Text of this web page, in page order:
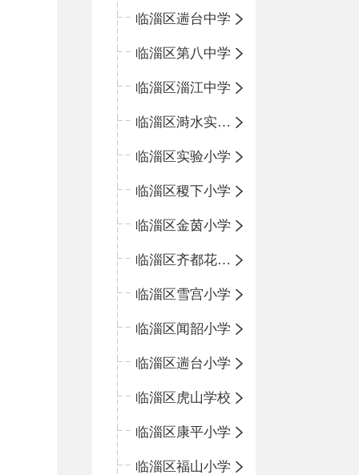
临淄区遄台中学
临淄区第八中学
临淄区淄江中学
临淄区溡水实验学校
临淄区实验小学
临淄区稷下小学
临淄区金茵小学
临淄区齐都花园小学
临淄区雪宫小学
临淄区闻韶小学
临淄区遄台小学
临淄区虎山学校
临淄区康平小学
临淄区福山小学